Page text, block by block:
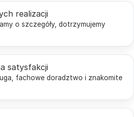
realizacji
o szczegóły, dotrzymujemy
satysfakcji
fachowe doradztwo i znakomite